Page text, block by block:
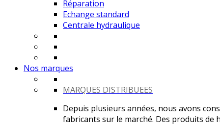
Réparation
Echange standard
Centrale hydraulique
Nos marques
MARQUES DISTRIBUEES
Depuis plusieurs années, nous avons
fabricants sur le marché. Des produits de